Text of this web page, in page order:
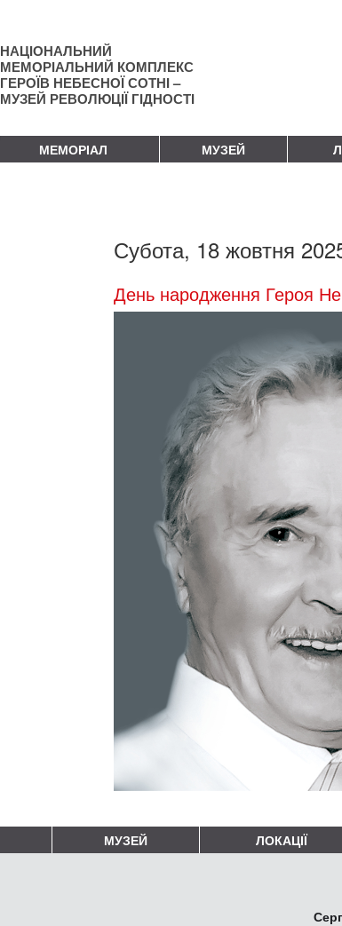
НАЦІОНАЛЬНИЙ
МЕМОРІАЛЬНИЙ КОМПЛЕКС
ГЕРОЇВ НЕБЕСНОЇ СОТНІ –
МУЗЕЙ РЕВОЛЮЦІЇ ГІДНОСТІ
МЕМОРІАЛ МУЗЕЙ
Субота, 18 жовтня
День народження Героя
МУЗЕЙ ЛОКАЦІЇ